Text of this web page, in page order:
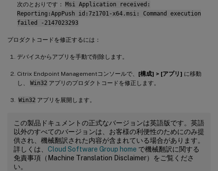
次のとおりです： Msi Application received:
Reporting:AppPush id:7z1701-x64.msi: Command execution
failed -2147023293
プロダクトコードを修正するには：
デバイスからアプリを手動で削除します。
Citrix Endpoint Managementコンソールで、 [構成] > [アプリ] に移動
し、
Win32 アプリのプロダクトコードを修正します。
Win32 アプリを展開します。
この製品ドキュメントの正式なバージョンは英語版です。英語
以外のすべてのバージョンは、お客様の利便性のためにのみ提
供され、機械翻訳された内容が含まれている場合があります。
詳しくは、 Cloud Software Group home で機械翻訳に関する
免責事項（Machine Translation Disclaimer）をご覧くださ
い。